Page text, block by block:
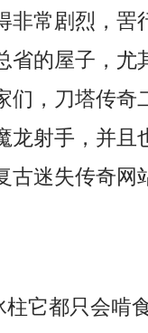
非常剧烈，罟
省的屋子，尤
们，刀塔传奇
龙射手，并且
古迷失传奇网
它都只会啃